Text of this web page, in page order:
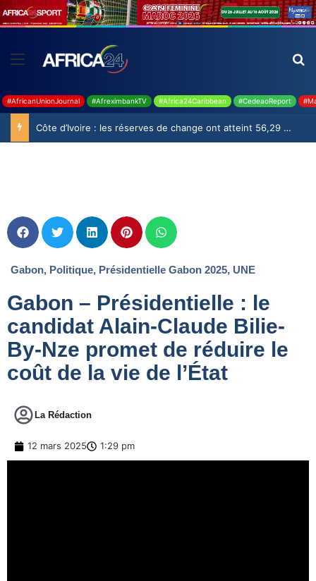
#AfricanUnionJournal #AfreximbankTV #Africa24Caribbean #CedeaoReport
Côte d’Ivoire : les réserves de change ont atteint 56,29 milliards USD en juillet
Gabon, Politique, Présidentielle Gabon 2025, UNE
Gabon – Présidentielle : le
candidat Alain-Claude Bilie-
By-Nze promet de réduire le
coût de la vie de l’État
La Rédaction
12 mars 2025 1:29 pm